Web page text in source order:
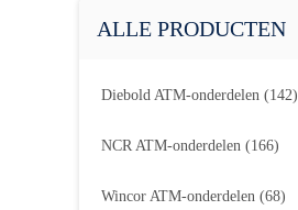
ALLE PRODUCTEN
Diebold ATM-onderdelen (142)
NCR ATM-onderdelen (166)
Wincor ATM-onderdelen (68)